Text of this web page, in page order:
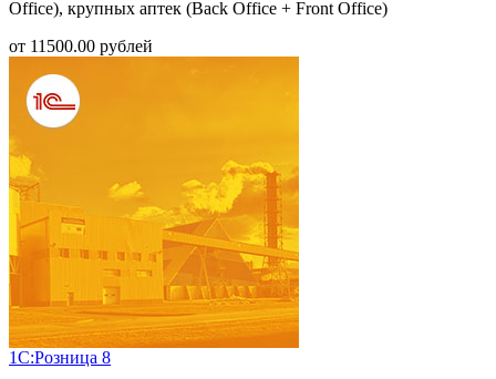
Office), крупных аптек (Back Office + Front Office)
от 11500.00 рублей
1С:Розница 8